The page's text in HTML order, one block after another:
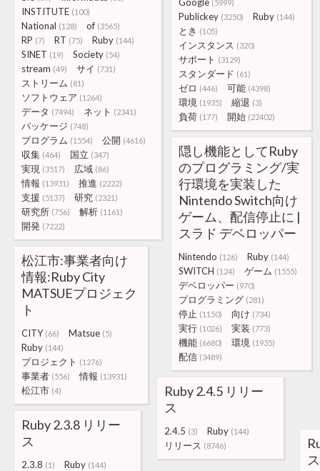
INSTITUTE (100)
National (128) of (3565)
RP (7) RT (75) Ruby (144)
SINET (19) Society (54)
stream (49) サイ (731)
ストリーム (81)
ソフトウェア (1264)
データ (7494) ネット (2341)
パッケージ (748)
プログラム (1554) 公開 (4616)
収集 (464) 国立 (347)
実現 (3517) 広域 (86)
情報 (13931) 推進 (2222)
支援 (5137) 研究 (2321)
研究所 (756) 解析 (1161)
開発 (7222)
(5999)
Publickey (3250) Ruby (144)
とき (105)
インスタンス (320)
サポート (3129)
スタンダード (61)
ゼロ (446) 可能 (4398)
環境 (1935) 縮退 (3)
負荷 (177) 開始 (22402)
隠し機能としてRuby
のプログラミング/実
行環境を実装した
Nintendo Switch向け
ゲーム、配信停止に |
スラド デベロッパー
Nintendo (126) Ruby (144)
SWITCH (124) ゲーム (1555)
デベロッパー (970)
プログラミング (281)
停止 (1150) 向け (734)
実行 (1026) 実装 (773)
機能 (6680) 環境 (1935)
配信 (3489)
松江市:事業者向け
情報:Ruby City
MATSUEプロジェク
ト
CITY (66) Matsue (5)
Ruby (144)
プロジェクト (1276)
事業者 (556) 情報 (13931)
松江市 (4)
Ruby 2.4.5 リリー
ス
2.4.5 (3) Ruby (144)
リリース (8746)
Ruby 2.3.8 リリー
ス
2.3.8 (1) Ruby (144)
ス